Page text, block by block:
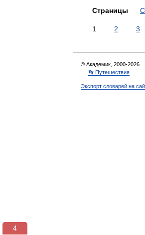
Страницы
1 2 3
© Академик, 2000-2026
👣 Путешествия
Экспорт словарей на
3